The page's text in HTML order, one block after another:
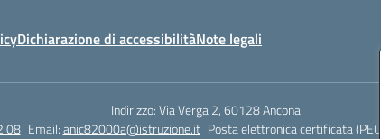
Dichiarazione di accessibilitàNote legali
Indirizzo:Via Verga 2, 60128 Ancona
08 Email:anic82000a@istruzione.it Posta elettronica certificata (PEC):